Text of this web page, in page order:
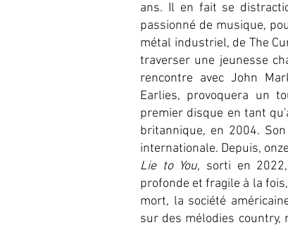
ans. Il en fait se
passionné de musique,
métal industriel, de The
traverser une jeunesse
rencontre avec John
Earlies, provoquera un
premier disque en tant
britannique, en 2004.
internationale. Depuis,
Lie to You, sorti en
profonde et fragile à la
mort, la société
sur des mélodies country,